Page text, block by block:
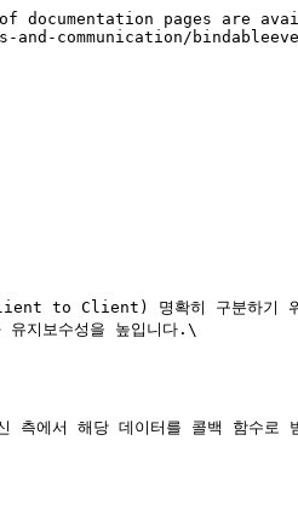
pages are
communication/
to Client) 명확히 구분하기
지보수성을 높입니다.\
에서 해당 데이터를 콜백 함수로